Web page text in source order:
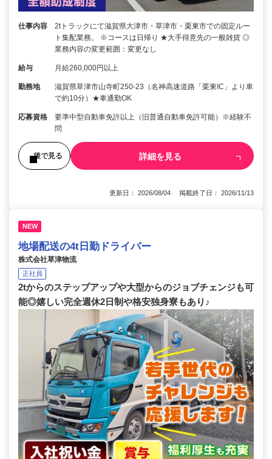
仕事内容
2tトラックにて滋賀県大津市・草津市・栗東市での固定ルー
ト集配業務。 ※コースは日帰り ★大手得意先の一般雑貨 ◎
業務内容の変更範囲：変更なし
給与 月給260,000円以上
勤務地
滋賀県草津市山寺町250-23（名神高速道路「栗東IC」より車
で約10分）★車通勤OK
応募資格
要準中型自動車免許以上（旧普通自動車免許可能）※経験不
問
後で見る 詳細を見る
更新日： 2026/08/04 掲載終了日： 2026/11/13
NEW
地場配送の4t日勤ドライバー
株式会社草津物流
正社員
2tからのステップアップや大型からのジョブチェンジも可
能◎嬉しい完全週休2日制や格安独身寮もあり♪